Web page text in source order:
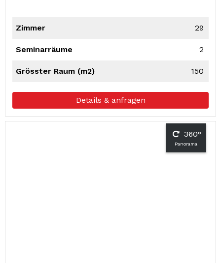
Zimmer 29
Seminarräume 2
Grösster Raum (m2) 150
Details & anfragen
360°
Panorama